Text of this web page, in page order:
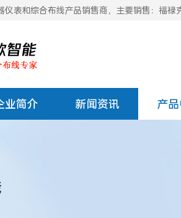
表和综合布线产品销售商，主要销售：福禄
业简介 新闻资讯 产